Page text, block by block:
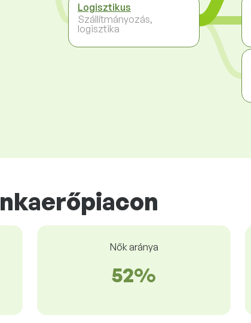
Logisztikus
Szállítmányozás,
logisztika
Nők aránya
52%